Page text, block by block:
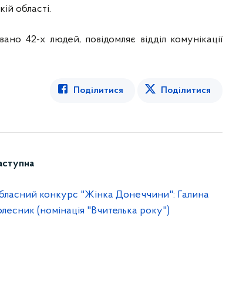
області.
42-х людей, повідомляє відділ комунікації
Поділитися Поділитися
конкурс "Жінка Донеччини": Галина
(номінація "Вчителька року")